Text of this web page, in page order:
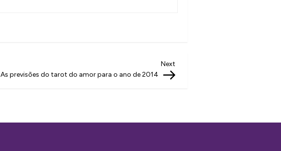
Post
Next
As previsões do tarot do amor para o ano de 2014